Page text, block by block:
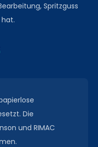
Spritzguss
Die
und RIMAC